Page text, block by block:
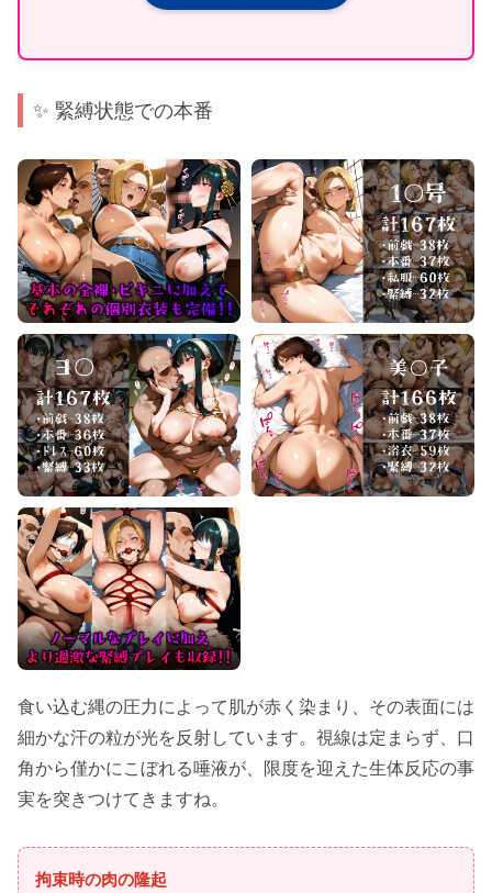
✨ 緊縛状態での本番
食い込む縄の圧力によって肌が赤く染まり、その表面には
細かな汗の粒が光を反射しています。視線は定まらず、口
角から僅かにこぼれる唾液が、限度を迎えた生体反応の事
実を突きつけてきますね。
拘束時の肉の隆起